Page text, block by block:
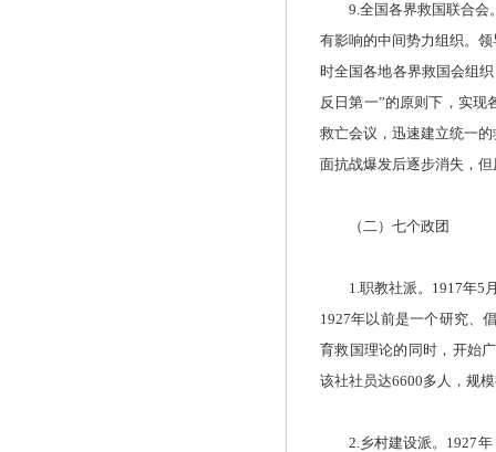
9.全国各界救国联合会。
有影响的中间势力组织。
时全国各地各界救国会组
反日第一”的原则下，实现
救亡会议，迅速建立统一
面抗战爆发后逐步消失，
（二）七个政团
1.职教社派。1917年5月
1927年以前是一个研究、
育救国理论的同时，开始
该社社员达6600多人，规
2.乡村建设派。1927年